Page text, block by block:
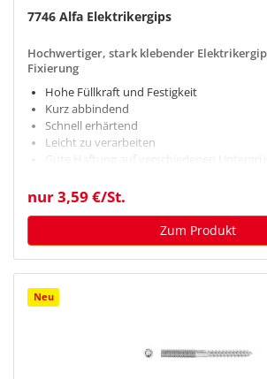
7746 Alfa Elektrikergips
Hochwertiger, stark klebender
Fixierung
Hohe Füllkraft und Festigkeit
Kurz abbindend
Schnell erhärtend
Leicht zu verarbeiten
Gute Haftung auf verschiedenen
nur 3,59 €/St.
Zum Produkt
Neu